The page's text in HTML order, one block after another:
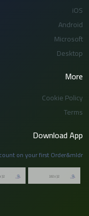
iOS
Android
Microsoft
Desktop
More
Cookie Policy
Terms
Download App
on your first Order&mldr;!